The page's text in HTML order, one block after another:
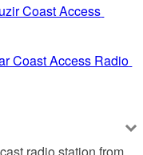
Coast Access
Coast Access Radio